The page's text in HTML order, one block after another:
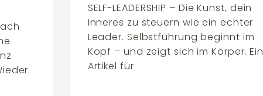
SELF-LEADERSHIP – Die Kunst, dein
Inneres zu steuern wie ein echter
Leader. Selbstführung beginnt im
Kopf – und zeigt sich im Körper. Ein
Artikel für